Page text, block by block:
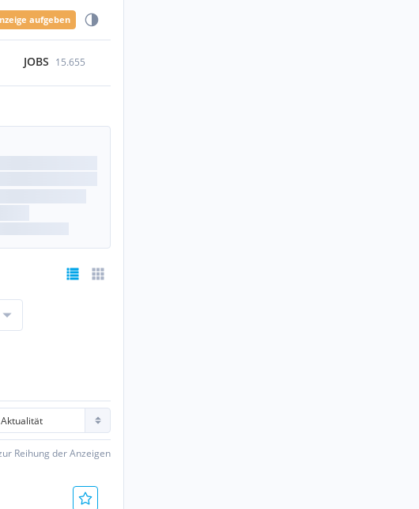
aufgeben
JOBS 15.655
Reihung der Anzeigen